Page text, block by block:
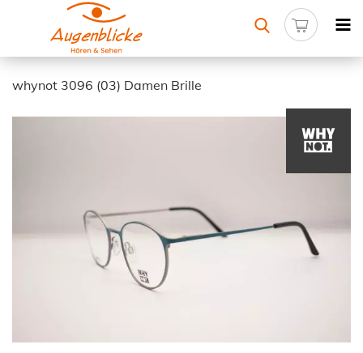
whynot 3096 (03) Damen Brille